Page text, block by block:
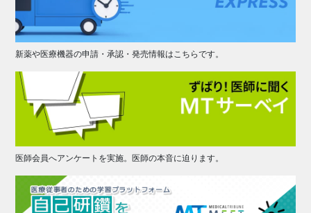
新薬や医療機器の申請・承認・発売情報はこちらです。
医師会員へアンケートを実施。医師の本音に迫ります。